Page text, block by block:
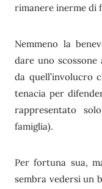
rimanere inerme di
Nemmeno la
dare uno
da quell’involucro
tenacia per
rappresentato
famiglia).
Per fortuna sua,
sembra vedersi un